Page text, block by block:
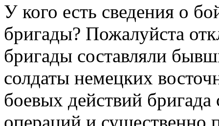
У кого есть сведения о
бригады? Пожалуйста
бригады составляли
солдаты немецких
боевых действий